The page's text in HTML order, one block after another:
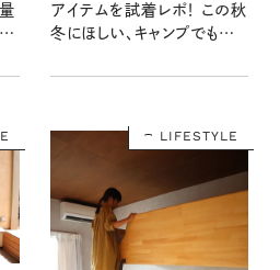
アイテムを試着レポ！ この秋
冬にほしい、キャンプでも街
ズ
LIFESTYLE